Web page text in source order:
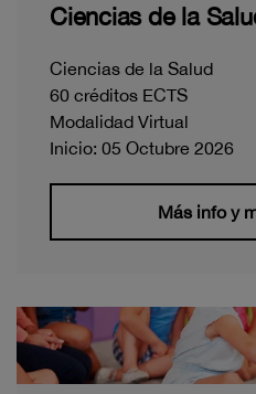
Ciencias de la
Ciencias de la Salud
60 créditos ECTS
Modalidad Virtual
Inicio: 05 Octubre 2026
Más info y